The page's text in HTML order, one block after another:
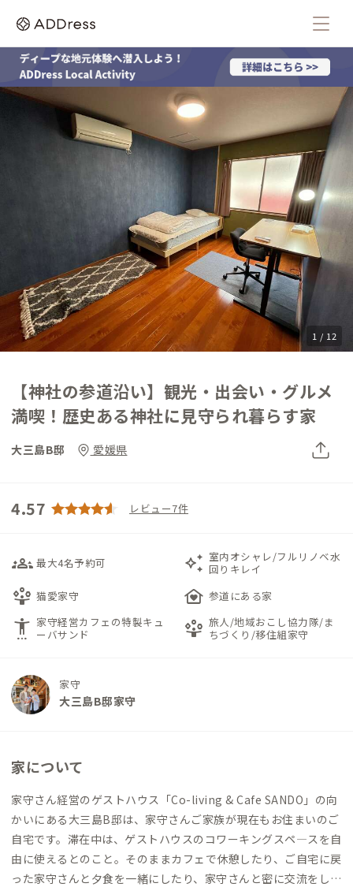
1 / 12
【神社の参道沿い】観光・出会い・グルメ
満喫！歴史ある神社に見守られ暮らす家
大三島B邸 愛媛県
4.57 レビュー7件
groups_3 最大4名予約可 auto_awesome 室内オシャレ/フルリノベ水
回りキレイ
person_play 猫愛家守 family_home 参道にある家
settings_accessibility 家守経営カフェの特製キュ
ーバサンド
person_play 旅人/地域おこし協力隊/ま
ちづくり/移住組家守
家守
大三島B邸家守
家について
家守さん経営のゲストハウス「Co-living & Cafe SANDO」の向
かいにある大三島B邸は、家守さんご家族が現在もお住まいのご
自宅です。滞在中は、ゲストハウスのコワーキングスペ―スを自
由に使えるとのこと。そのままカフェで休憩したり、ご自宅に戻
った家守さんと夕食を一緒にしたり、家守さんと密に交流をした